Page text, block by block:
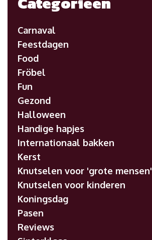
Carnaval
Feestdagen
Food
Fröbel
Fun
Gezond
Halloween
Handige hapjes
Internationaal bakken
Kerst
Knutselen voor 'grote mensen'
Knutselen voor kinderen
Koningsdag
Pasen
Reviews